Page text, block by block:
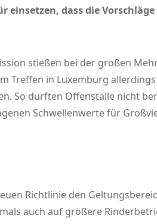
dass die
stießen bei der großen
Treffen in Luxemburg
So dürften Offenställe nicht
Schwellenwerte für
Richtlinie den
auch auf größere